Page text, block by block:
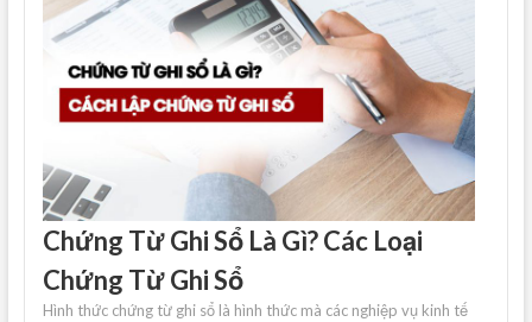
Chứng Từ Ghi Sổ Là Gì? Các Loại
Chứng Từ Ghi Sổ
Hình thức chứng từ ghi sổ là hình thức mà các nghiệp vụ kinh tế